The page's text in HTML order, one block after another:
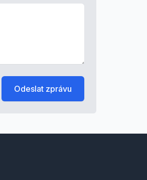
Odeslat zprávu